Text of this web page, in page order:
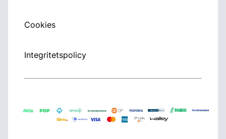
Cookies
Integritetspolicy